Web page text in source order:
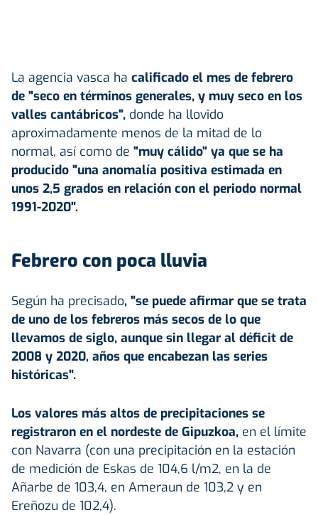
La agencia vasca ha calificado el mes de febrero
de "seco en términos generales, y muy seco en los
valles cantábricos", donde ha llovido
aproximadamente menos de la mitad de lo
normal, así como de "muy cálido" ya que se ha
producido "una anomalía positiva estimada en
unos 2,5 grados en relación con el periodo normal
1991-2020".
Febrero con poca lluvia
Según ha precisado, "se puede afirmar que se trata
de uno de los febreros más secos de lo que
llevamos de siglo, aunque sin llegar al déficit de
2008 y 2020, años que encabezan las series
históricas".
Los valores más altos de precipitaciones se
registraron en el nordeste de Gipuzkoa, en el límite
con Navarra (con una precipitación en la estación
de medición de Eskas de 104,6 l/m2, en la de
Añarbe de 103,4, en Ameraun de 103,2 y en
Ereñozu de 102,4).